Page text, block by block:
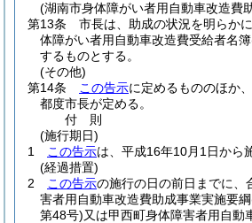
(湖南市身体障がい者用自動車改造費
第13条
市長は、助成の状況を明らか
体障がい者用自動車改造費受給者名簿
するものとする。
(その他)
第14条
この告示に定めるもののほか
都度市長が定める。
付 則
(施行期日)
1
この告示は、平成16年10月1日から
(経過措置)
2
この告示の施行の日の前日までに、
害者用自動車改造費助成事業実施要綱
第48号)又は甲西町身体障害者用自動